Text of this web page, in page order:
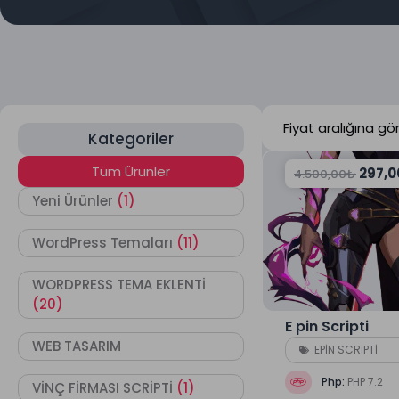
Kategoriler
Tüm Ürünler
Yeni Ürünler (1)
WordPress Temaları (11)
WORDPRESS TEMA EKLENTİ
(20)
WEB TASARIM
VİNÇ FİRMASI SCRİPTİ (1)
E pin Scripti
EPİN SCRİPTİ
Php: PHP 7.2
4.500,00₺